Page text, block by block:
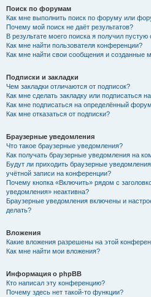
Поиск по форумам
Как мне выполнить поиск по форуму или
Почему мой поиск не даёт результатов?
В результате моего поиска я получил пустую
Как мне найти пользователя конференции?
Как мне найти свои сообщения и созданные
Подписки и закладки
Чем закладки отличаются от подписок?
Как мне сделать закладку или подписаться
Как мне подписаться на определённый
Как мне отказаться от подписки?
Браузерные уведомления
Что такое браузерные уведомления?
Как получать браузерные уведомления на
Будут ли приходить браузерные
учётной записи на конференции?
Почему кнопка «Включить» рядом с
уведомления» неактивна?
Браузерные уведомления включены и
делать?
Вложения
Какие вложения разрешены на этой
Как мне найти мои вложения?
Информация о phpBB
Кто написал эту конференцию?
Почему здесь нет такой-то функции?